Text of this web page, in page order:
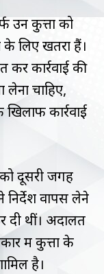
उन कुत्तों को
के लिए खतरा हैं।
कर कार्रवाई की
लेना चाहिए,
कार्रवाई
दूसरी जगह
वापस लेने
दी थीं। अदालत
में कुत्तों के
है।